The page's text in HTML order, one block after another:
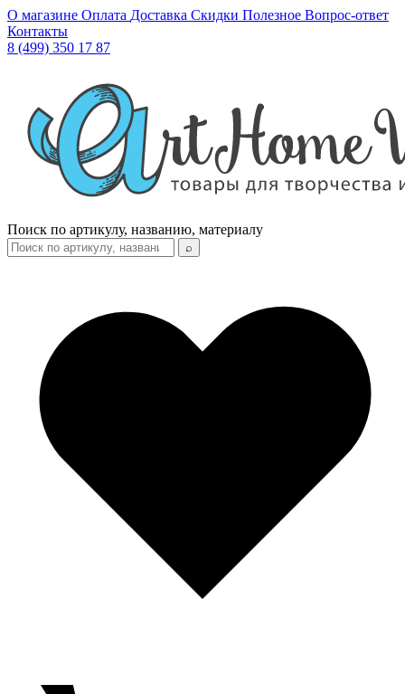
О магазине Оплата Доставка Скидки Полезное Вопрос-ответ
Контакты
8 (499) 350 17 87
Поиск по артикулу, названию, материалу
⌕